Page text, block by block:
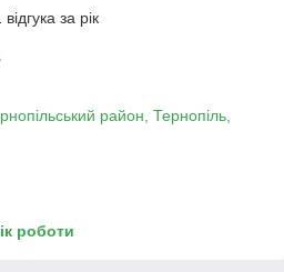
за рік
район, Тернопіль,
роботи